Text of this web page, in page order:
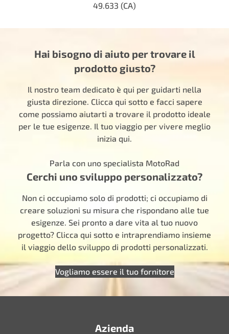
49.633 (CA)
Hai bisogno di aiuto per trovare il
prodotto giusto?
Il nostro team dedicato è qui per guidarti nella
giusta direzione. Clicca qui sotto e facci sapere
come possiamo aiutarti a trovare il prodotto ideale
per le tue esigenze. Il tuo viaggio per vivere meglio
inizia qui.
Parla con uno specialista MotoRad
Cerchi uno sviluppo personalizzato?
Non ci occupiamo solo di prodotti; ci occupiamo di
creare soluzioni su misura che rispondano alle tue
esigenze. Sei pronto a dare vita al tuo nuovo
progetto? Clicca qui sotto e intraprendiamo insieme
il viaggio dello sviluppo di prodotti personalizzati.
Vogliamo essere il tuo fornitore
Azienda